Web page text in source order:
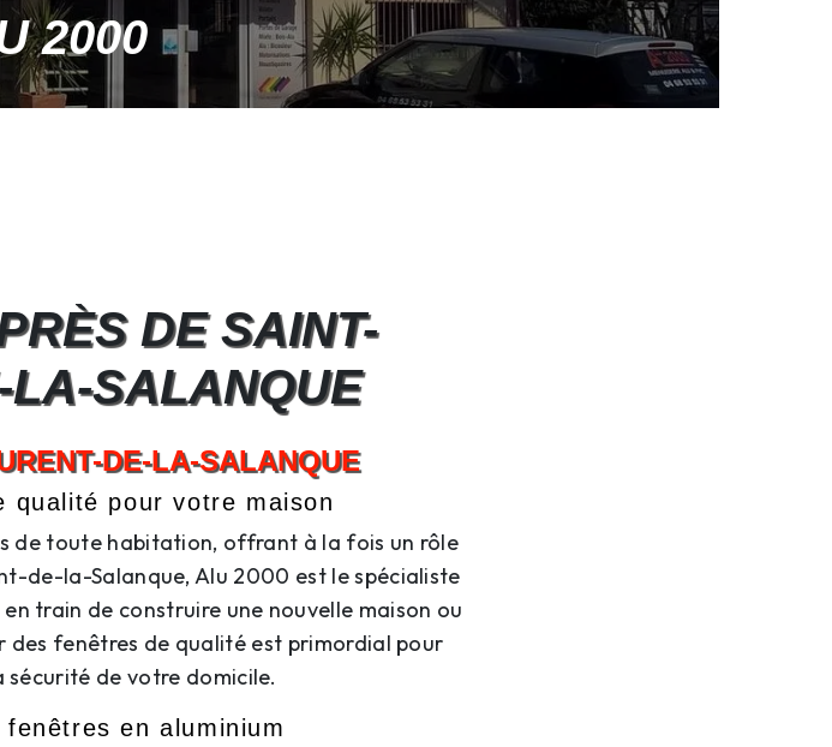
2000
DE SAINT-
LA-SALANQUE
DE-LA-SALANQUE
qualité pour votre maison
de toute habitation, offrant à la fois un rôle
de-la-Salanque, Alu 2000 est le spécialiste
train de construire une nouvelle maison ou
des fenêtres de qualité est primordial pour
de votre domicile.
en aluminium